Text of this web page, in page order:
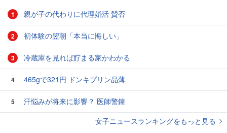
1 親が子の代わりに代理婚活 賛否
2 初体験の翌朝「本当に悔しい」
3 冷蔵庫を見れば貯まる家かわかる
4 465gで321円 ドンキプリン品薄
5
汗悩みが将来に影響？ 医師警鐘
女子ニュースランキングをもっと見る